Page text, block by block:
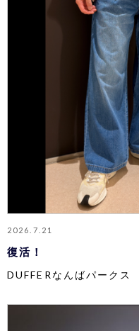
2026.7.21
復活！
DUFFERなんばパークス